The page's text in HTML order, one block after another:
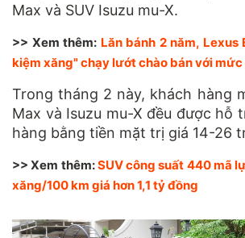
Max và SUV Isuzu mu-X.
>> Xem thêm: Lăn bánh 2 năm,
kiệm xăng" chạy lướt chào bán với
Trong tháng 2 này, khách hàng
Max và Isuzu mu-X đều được hỗ
hàng bằng tiền mặt trị giá 14-26
>> Xem thêm:SUV công suất 440 mã
xăng/100 km giá hơn 1,1 tỷ đồng